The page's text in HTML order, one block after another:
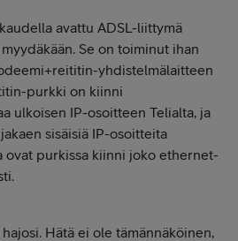
avattu ADSL-liittymä
Se on toiminut ihan
yhdistelmälaitteen
purkki on kiinni
ulkoisen IP-osoitteen Telialta, ja
sisäisiä IP-osoitteita
purkissa kiinni joko ethernet-
Hätä ei ole tämännäköinen,